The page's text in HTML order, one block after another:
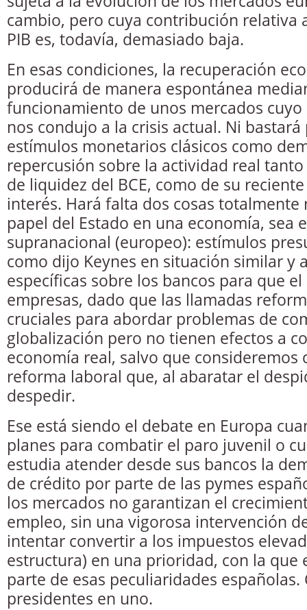
cambio, pero cuya contribución relativa
PIB es, todavía, demasiado baja.
En esas condiciones, la recuperación
producirá de manera espontánea
funcionamiento de unos mercados
nos condujo a la crisis actual. Ni
estímulos monetarios clásicos como
repercusión sobre la actividad real
de liquidez del BCE, como de su
interés. Hará falta dos cosas totalmente
papel del Estado en una economía, sea
supranacional (europeo): estímulos
como dijo Keynes en situación similar y
específicas sobre los bancos para que
empresas, dado que las llamadas
cruciales para abordar problemas de
globalización pero no tienen efectos a
economía real, salvo que consideremos
reforma laboral que, al abaratar el
despedir.
Ese está siendo el debate en Europa
planes para combatir el paro juvenil o
estudia atender desde sus bancos la
de crédito por parte de las pymes
los mercados no garantizan el
empleo, sin una vigorosa intervención
intentar convertir a los impuestos
estructura) en una prioridad, con la que
parte de esas peculiaridades
presidentes en uno.